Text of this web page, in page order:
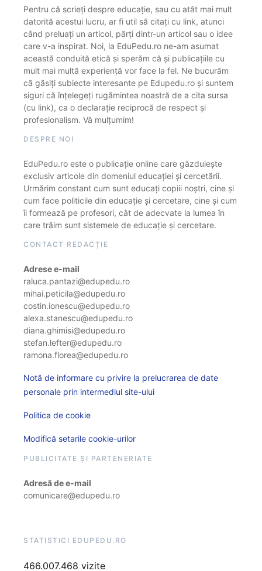
Pentru că scrieți despre educație, sau cu atât mai mult
datorită acestui lucru, ar fi util să citați cu link, atunci
când preluați un articol, părți dintr-un articol sau o idee
care v-a inspirat. Noi, la EduPedu.ro ne-am asumat
această conduită etică și sperăm că și publicațiile cu
mult mai multă experiență vor face la fel. Ne bucurăm
că găsiți subiecte interesante pe Edupedu.ro și suntem
siguri că înțelegeți rugămintea noastră de a cita sursa
(cu link), ca o declarație reciprocă de respect și
profesionalism. Vă mulțumim!
DESPRE NOI
EduPedu.ro este o publicație online care găzduiește
exclusiv articole din domeniul educației și cercetării.
Urmărim constant cum sunt educați copiii noștri, cine și
cum face politicile din educație și cercetare, cine și cum
îi formează pe profesori, cât de adecvate la lumea în
care trăim sunt sistemele de educație și cercetare.
CONTACT REDACȚIE
Adrese e-mail
raluca.pantazi@edupedu.ro
mihai.peticila@edupedu.ro
costin.ionescu@edupedu.ro
alexa.stanescu@edupedu.ro
diana.ghimisi@edupedu.ro
stefan.lefter@edupedu.ro
ramona.florea@edupedu.ro
Notă de informare cu privire la prelucrarea de date
personale prin intermediul site-ului
Politica de cookie
Modifică setarile cookie-urilor
PUBLICITATE ȘI PARTENERIATE
Adresă de e-mail
comunicare@edupedu.ro
STATISTICI EDUPEDU.RO
466.007.468 vizite